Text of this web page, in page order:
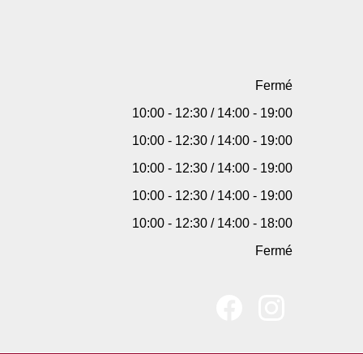
Fermé
10:00 - 12:30 / 14:00 - 19:00
10:00 - 12:30 / 14:00 - 19:00
10:00 - 12:30 / 14:00 - 19:00
10:00 - 12:30 / 14:00 - 19:00
10:00 - 12:30 / 14:00 - 18:00
Fermé